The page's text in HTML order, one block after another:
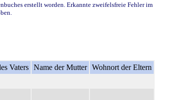
erstellt worden. Erkannte zweifelsfreie Fehler im
Vaters Name der Mutter Wohnort der Eltern